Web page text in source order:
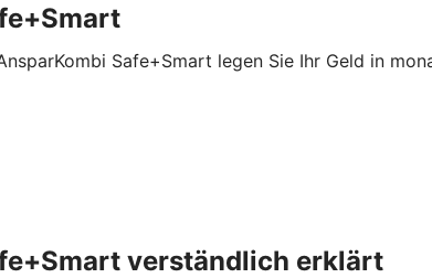
Safe+Smart legen Sie Ihr Geld in
verständlich erklärt